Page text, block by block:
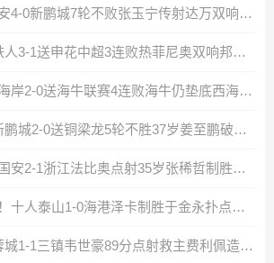
暂升第三！国安4-0新鹏城7轮不败张玉宁传射达万双响法比奥破门
近3轮首胜！铁人3-1送申花中超3连败热菲尼奥双响邦本宜裕传射
笑傲德比！西海岸2-0送海牛联赛4连败海牛仍垫底西海岸升至第二
终结2连败！新鹏城2-0送铜梁龙5轮不胜37岁姜至鹏破门韦斯利建功
近三轮首胜！国安2-1浙江法比奥点射35岁张稀哲制胜王钰栋送助攻
换帅后开门红！十人泰山1-0海港泽卡制胜于金永扑点海港三球被吹
蓉城5连平！蓉城1-1三镇韦世豪89分点射救主费利佩造点李昂破门